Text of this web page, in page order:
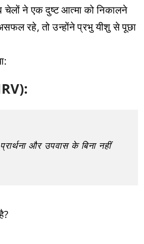
चेलों ने एक दुष्ट आत्मा को निकालने
रहे, तो उन्होंने प्रभु यीशु से पूछा
और उपवास के बिना नहीं